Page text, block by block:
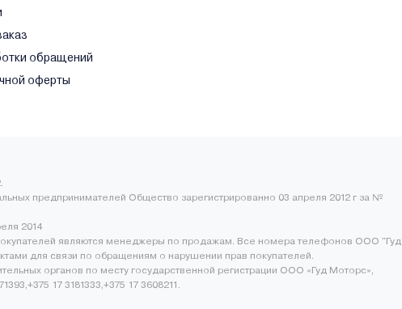
обращений
оферты
предпринимателей Общество зарегистрированно 03 апреля 2012 г за №
2014
являются менеджеры по продажам. Все номера телефонов ООО "Гуд
для связи по обращениям о нарушении прав покупателей.
органов по месту государственной регистрации ООО «Гуд Моторс»,
17 3181333,+375 17 3608211.